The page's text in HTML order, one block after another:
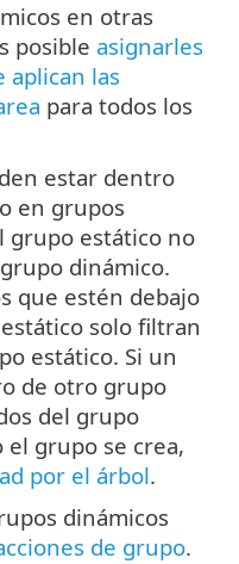
en otras
posible asignarles
aplican las
para todos los
estar dentro
en grupos
grupo estático no
dinámico.
que estén debajo
solo filtran
estático. Si un
de otro grupo
del grupo
el grupo se crea,
por el árbol.
dinámicos
de grupo.